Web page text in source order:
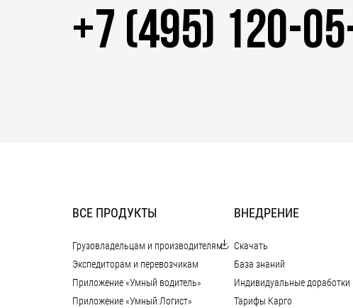
+7 (495) 120-
ВСЕ ПРОДУКТЫ
Грузовладельцам и производителям
Экспедиторам и перевозчикам
Приложение «Умный водитель»
Приложение «Умный Логист»
ВНЕДРЕНИЕ
Скачать
База знаний
Индивидуальные доработки
Тарифы Карго